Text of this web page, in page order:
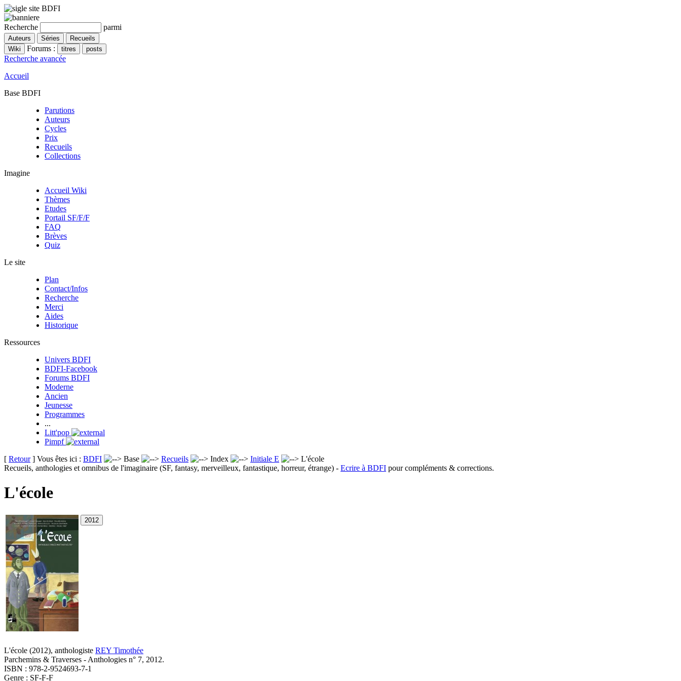
Recherche parmi
Forums :
Recherche avancée
Accueil
Base BDFI
Parutions
Auteurs
Cycles
Prix
Recueils
Collections
Imagine
Accueil Wiki
Thèmes
Etudes
Portail SF/F/F
FAQ
Brèves
Quiz
Le site
Plan
Contact/Infos
Recherche
Merci
Aides
Historique
Ressources
Univers BDFI
BDFI-Facebook
Forums BDFI
Moderne
Ancien
Jeunesse
Programmes
...
Litt'pop
Pimpf
[ Retour] Vous êtes ici : BDFI Base Recueils Index Initiale E
L'école
Recueils, anthologies et omnibus de l'imaginaire (SF, fantasy, merveilleux, fantastique, horreur, étrange) - Ecrire à BDFI pour compléments & corrections.
L'école
L'école (2012), anthologiste REY Timothée
Parchemins & Traverses - Anthologies n° 7, 2012.
ISBN : 978-2-9524693-7-1
Genre : SF-F-F